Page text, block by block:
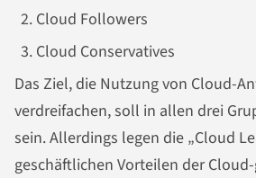
Cloud Followers
Cloud Conservatives
Das Ziel, die Nutzung von Cloud-
verdreifachen, soll in allen drei
sein. Allerdings legen die „Cloud
geschäftlichen Vorteilen der